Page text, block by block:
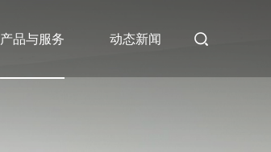
产品与服务 动态新闻